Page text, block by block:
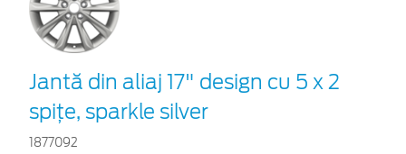
Jantă din aliaj 17" design cu 5 x 2
spiţe, sparkle silver
1877092